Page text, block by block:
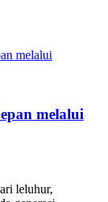
melalui
leluhur,